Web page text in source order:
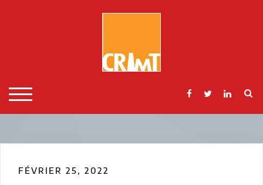
TOGGLE MOBILE MENU
FÉVRIER 25, 2022